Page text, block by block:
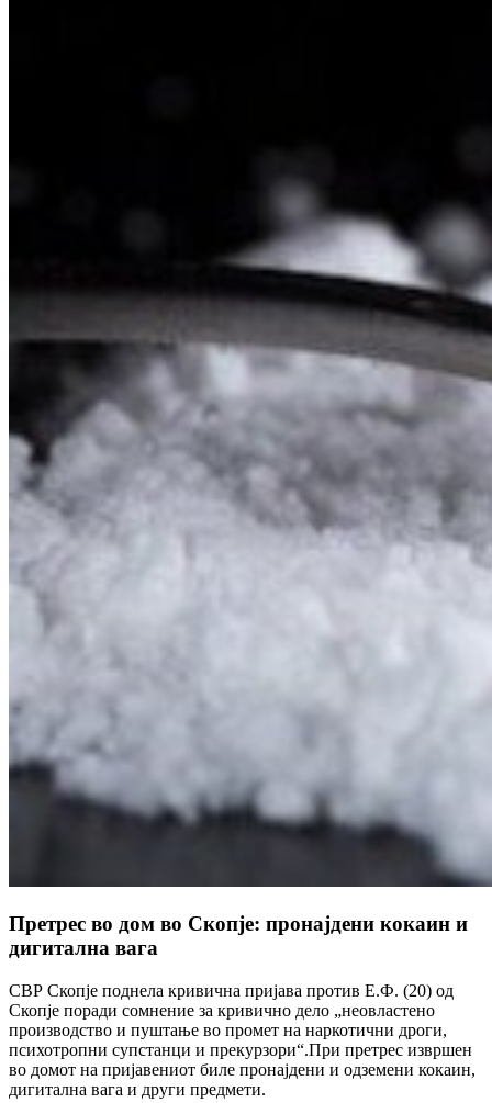
Претрес во дом во Скопје: пронајдени кокаин и
дигитална вага
СВР Скопје поднела кривична пријава против Е.Ф. (20) од
Скопје поради сомнение за кривично дело „неовластено
производство и пуштање во промет на наркотични дроги,
психотропни супстанци и прекурзори“.При претрес извршен
во домот на пријавениот биле пронајдени и одземени кокаин,
дигитална вага и други предмети.